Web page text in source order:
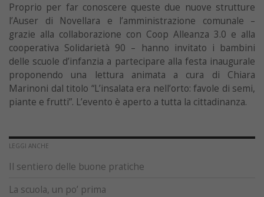
Proprio per far conoscere queste due nuove strutture
l’Auser di Novellara e l’amministrazione comunale –
grazie alla collaborazione con Coop Alleanza 3.0 e alla
cooperativa Solidarietà 90 – hanno invitato i bambini
delle scuole d’infanzia a partecipare alla festa inaugurale
proponendo una lettura animata a cura di Chiara
Marinoni dal titolo “L’insalata era nell’orto: favole di semi,
piante e frutti”. L’evento è aperto a tutta la cittadinanza.
LEGGI ANCHE
Il sentiero delle buone pratiche
La scuola, un po’ prima